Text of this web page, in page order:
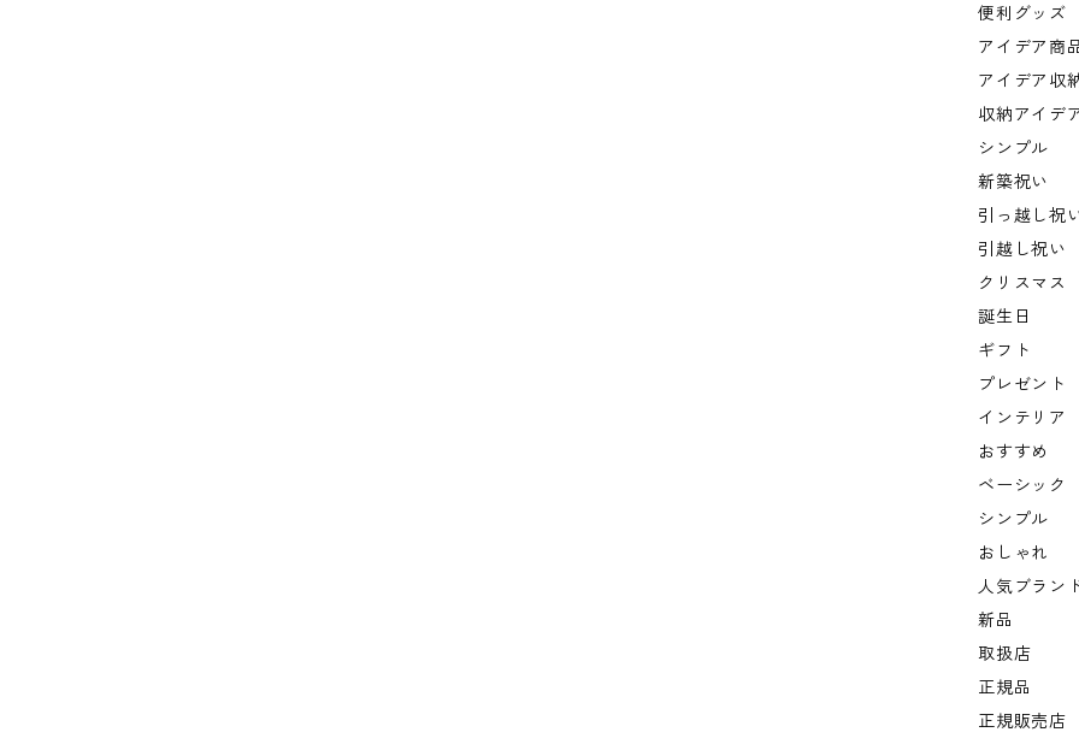
便利グッズ
アイデア商
アイデア収
収納アイデ
シンプル
新築祝い
引っ越し祝
引越し祝い
クリスマス
誕生日
ギフト
プレゼント
インテリア
おすすめ
ベーシック
シンプル
おしゃれ
人気ブラン
新品
取扱店
正規品
正規販売店